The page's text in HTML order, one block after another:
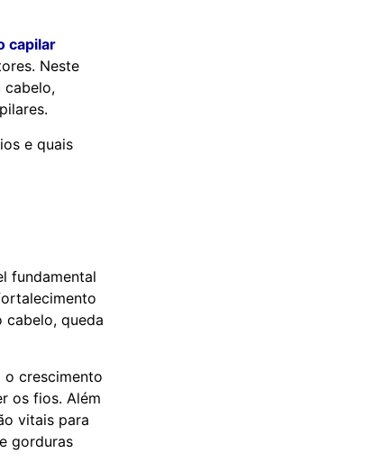
capilar
Neste
cabelo,
e quais
fundamental
queda
crescimento
os fios. Além
vitais para
gorduras